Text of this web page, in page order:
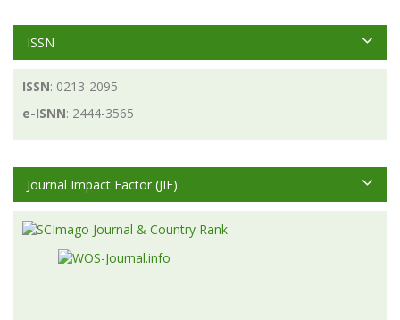
ISSN
ISSN: 0213-2095
e-ISNN: 2444-3565
Journal Impact Factor (JIF)